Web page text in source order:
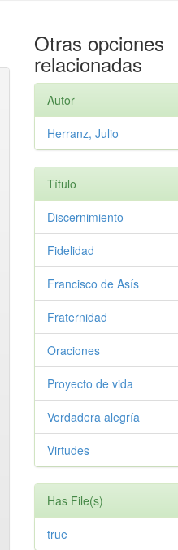
Otras opciones
relacionadas
Autor
Herranz, Julio
Título
Discernimiento
Fidelidad
Francisco de Asís
Fraternidad
Oraciones
Proyecto de vida
Verdadera alegría
Virtudes
Has File(s)
true